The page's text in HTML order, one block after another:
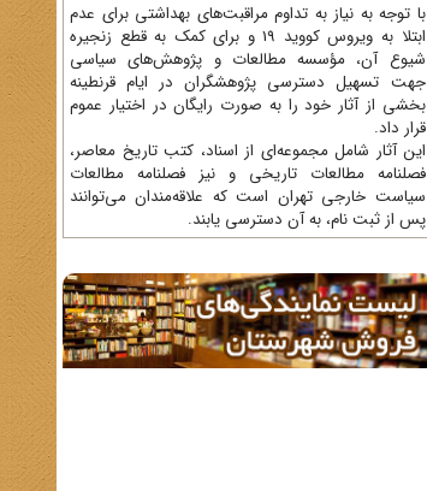
با توجه به نیاز به تداوم مراقبت‌های بهداشتی برای عدم
ابتلا به ویروس کووید 19 و برای کمک به قطع زنجیره
شیوع آن، مؤسسه مطالعات و پژوهش‌های سیاسی
جهت تسهیل دسترسی پژوهشگران در ایام قرنطینه
بخشی از آثار خود را به صورت رایگان در اختیار عموم
قرار داد.
این آثار شامل مجموعه‌ای از اسناد، کتب تاریخ معاصر،
فصلنامه‌ مطالعات تاریخی و نیز فصلنامه مطالعات
سیاست خارجی تهران است که علاقه‌مندان می‌توانند
پس از ثبت نام، به آن دسترسی یابند.